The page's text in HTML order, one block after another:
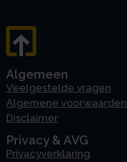
Algemeen
Veelgestelde vragen
Algemene voorwaarden
Disclaimer
Privacy & AVG
Privacyverklaring